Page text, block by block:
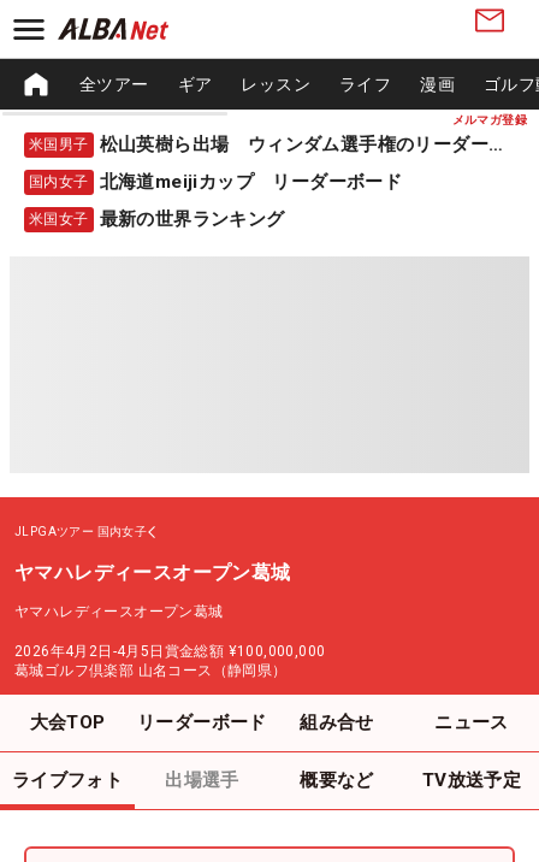
メルマガ登録
全ツアー ギア レッスン ライフ 漫画 ゴル
米国男子 松山英樹ら出場 ウィンダム選手権のリーダーボード
国内女子 北海道meijiカップ リーダーボード
米国女子 最新の世界ランキング
JLPGAツアー 国内女子
ヤマハレディースオープン葛城
ヤマハレディースオープン葛城
2026年4月2日-4月5日 賞金総額 ¥100,000,000
葛城ゴルフ倶楽部 山名コース（静岡県）
大会TOP リーダーボード 組み合せ ニュース
ライブフォト 出場選手 概要など TV放送予定